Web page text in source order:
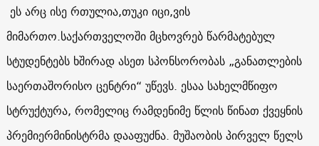
ეს არც ისე რთულია,თუკი იცი,ვის
მიმართო.საქართველოში მცხოვრებ წარმატებულ
სტუდენტებს ხშირად ასეთ სპონსორობას „განათლების
საერთაშორისო ცენტრი“ უწევს. ესაა სახელმწიფო
სტრუქტურა, რომელიც რამდენიმე წლის წინათ ქვეყნის
პრემიერმინისტრმა დააფუძნა. მუშაობის პირველ წელს